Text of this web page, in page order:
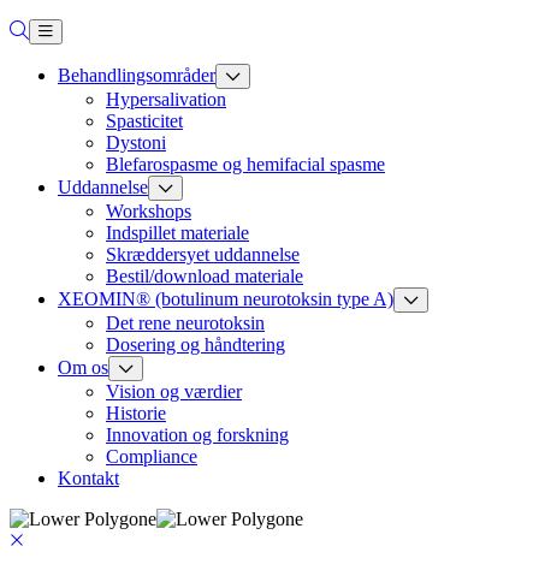
Behandlingsområder
Hypersalivation
Spasticitet
Dystoni
Blefarospasme og hemifacial spasme
Uddannelse
Workshops
Indspillet materiale
Skræddersyet uddannelse
Bestil/download materiale
XEOMIN® (botulinum neurotoksin type A)
Det rene neurotoksin
Dosering og håndtering
Om os
Vision og værdier
Historie
Innovation og forskning
Compliance
Kontakt